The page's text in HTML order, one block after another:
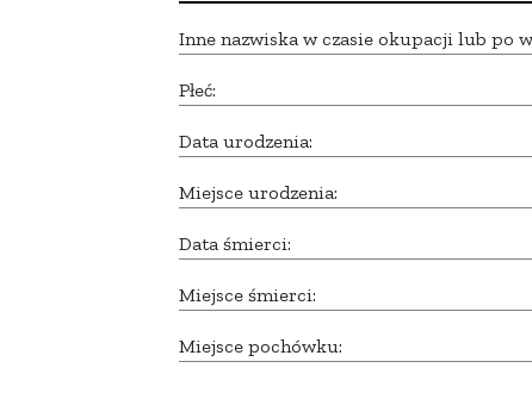
Inne nazwiska w czasie okupacji lub po
Płeć:
Data urodzenia:
Miejsce urodzenia:
Data śmierci:
Miejsce śmierci:
Miejsce pochówku: